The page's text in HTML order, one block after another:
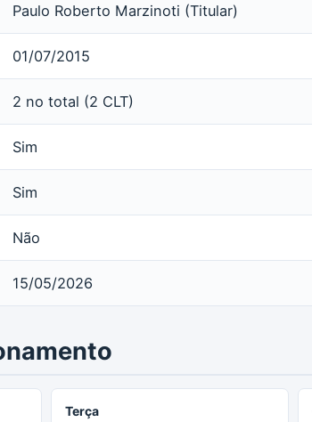
Paulo Roberto Marzinoti (Titular)
01/07/2015
2 no total (2 CLT)
Sim
Sim
Não
15/05/2026
Terça